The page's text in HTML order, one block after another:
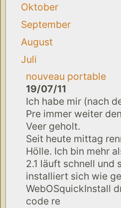
Oktober
September
August
Juli
nouveau portable
19/07/11
Ich habe mir (nach
Pre immer weiter
Veer geholt.
Seit heute mittag
Hölle. Ich bin mehr
2.1 läuft schnell und
installiert sich wie
WebOSquickInstall
code re